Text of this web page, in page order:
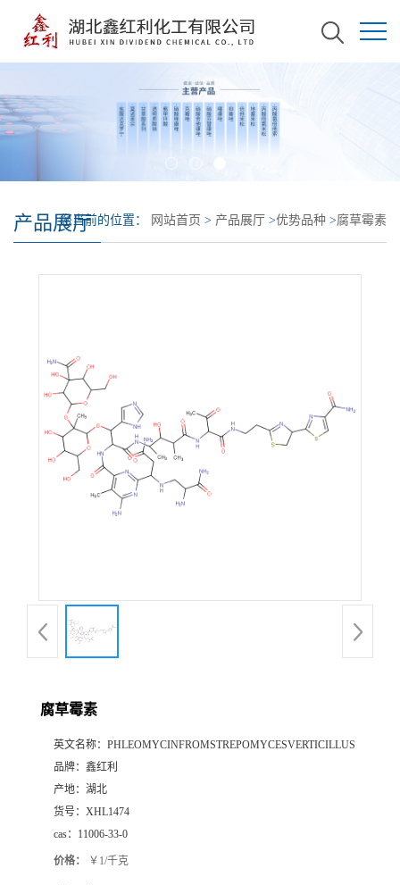
产品展厅您当前的位置： 网站首页 > 产品展厅 >优势品种 >腐草霉素
腐草霉素
英文名称： PHLEOMYCINFROMSTREPOMYCESVERTICILLUS
品牌： 鑫红利
产地： 湖北
货号： XHL1474
cas： 11006-33-0
价格： ￥1/千克